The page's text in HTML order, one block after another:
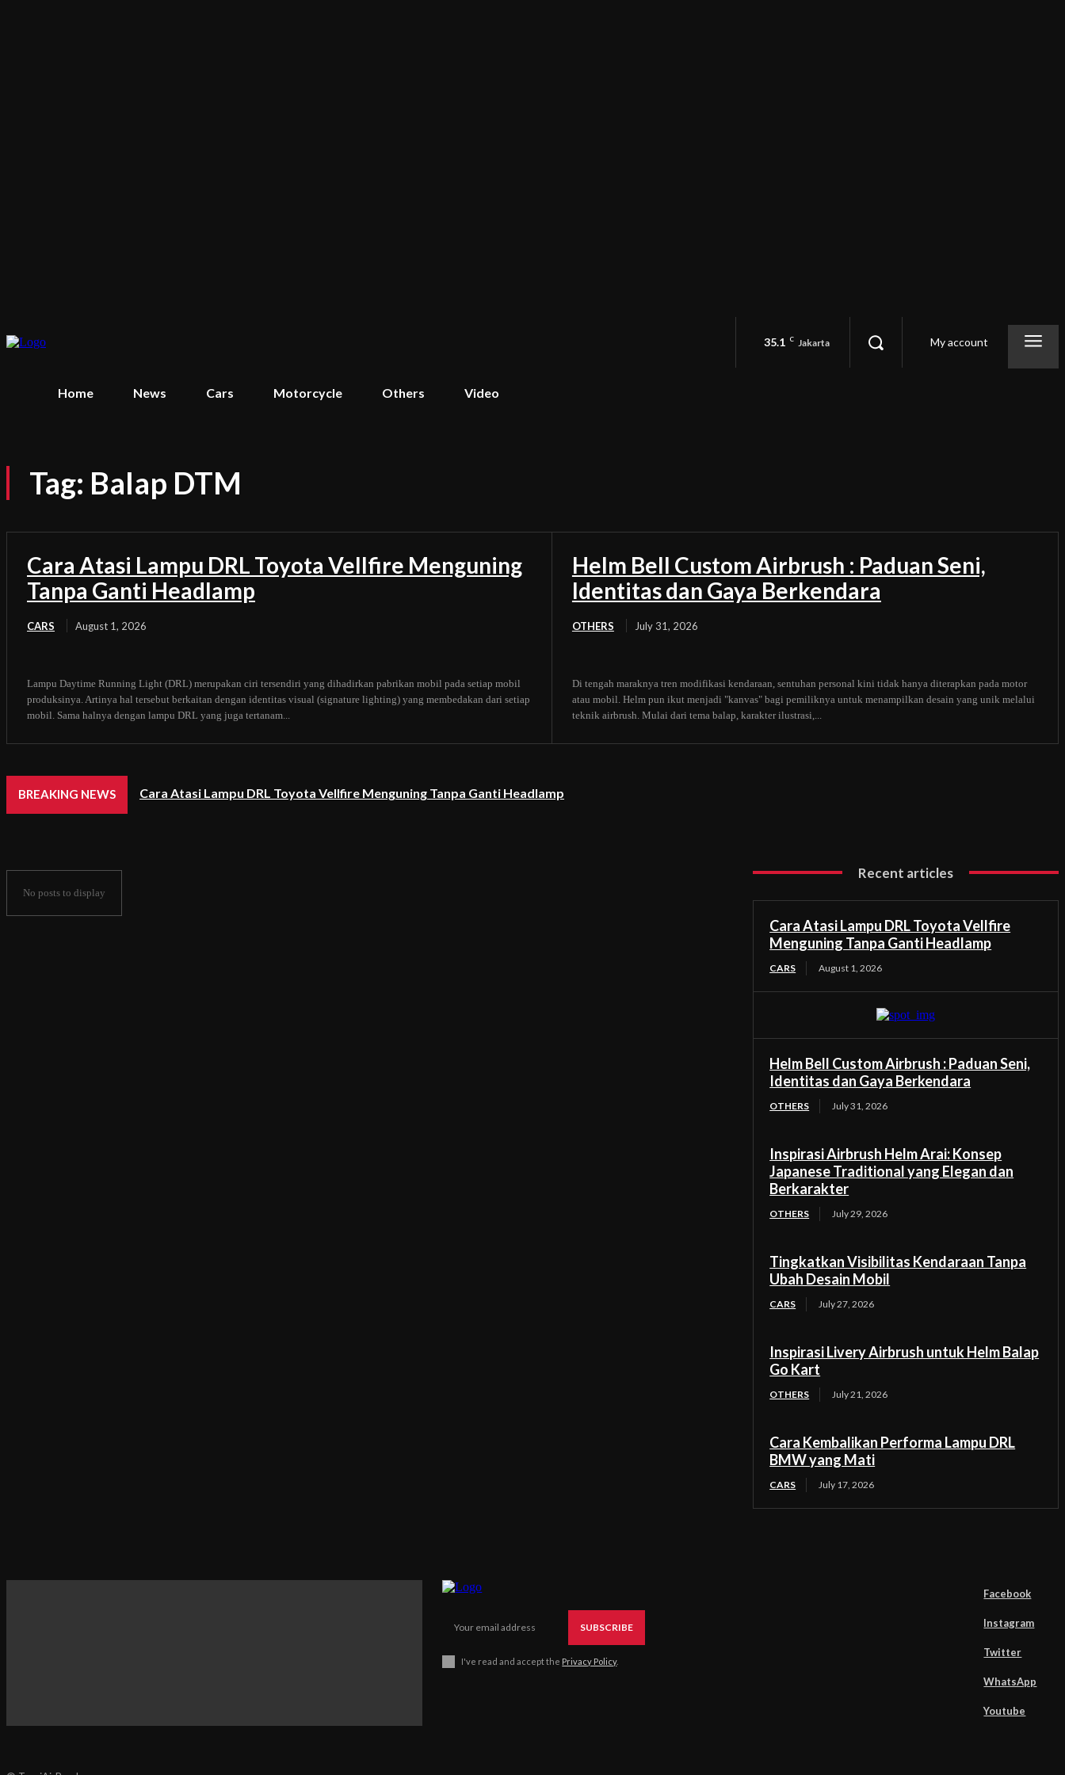
35.1 C Jakarta My account
Home News Cars Motorcycle Others Video
Tag: Balap DTM
Cara Atasi Lampu DRL Toyota Vellfire Menguning
Tanpa Ganti Headlamp
CARS August 1, 2026
Lampu Daytime Running Light (DRL) merupakan ciri tersendiri yang dihadirkan pabrikan mobil pada setiap mobil
produksinya. Artinya hal tersebut berkaitan dengan identitas visual (signature lighting) yang membedakan dari setiap
mobil. Sama halnya dengan lampu DRL yang juga tertanam...
Helm Bell Custom Airbrush : Paduan Seni,
Identitas dan Gaya Berkendara
OTHERS July 31, 2026
Di tengah maraknya tren modifikasi kendaraan, sentuhan personal kini tidak hanya diterapkan pada motor
atau mobil. Helm pun ikut menjadi "kanvas" bagi pemiliknya untuk menampilkan desain yang unik melalui
teknik airbrush. Mulai dari tema balap, karakter ilustrasi,...
BREAKING NEWS Cara Atasi Lampu DRL Toyota Vellfire Menguning Tanpa Ganti Headlamp
No posts to display
Recent articles
Cara Atasi Lampu DRL Toyota Vellfire
Menguning Tanpa Ganti Headlamp
CARS August 1, 2026
Helm Bell Custom Airbrush : Paduan Seni,
Identitas dan Gaya Berkendara
OTHERS July 31, 2026
Inspirasi Airbrush Helm Arai: Konsep
Japanese Traditional yang Elegan dan
Berkarakter
OTHERS July 29, 2026
Tingkatkan Visibilitas Kendaraan Tanpa
Ubah Desain Mobil
CARS July 27, 2026
Inspirasi Livery Airbrush untuk Helm Balap
Go Kart
OTHERS July 21, 2026
Cara Kembalikan Performa Lampu DRL
BMW yang Mati
CARS July 17, 2026
SUBSCRIBE
I've read and accept the Privacy Policy.
Facebook
Instagram
Twitter
WhatsApp
Youtube